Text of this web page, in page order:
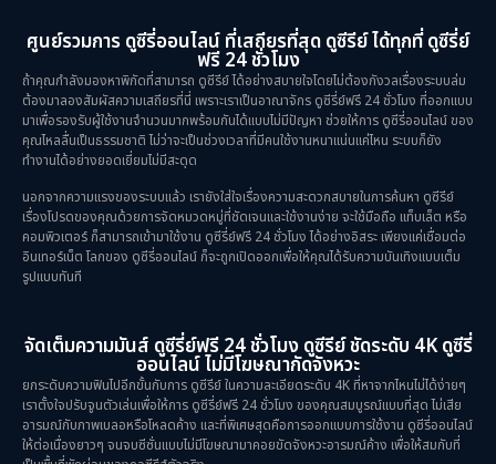
ศูนย์รวมการ ดูซีรี่ออนไลน์ ที่เสถียรที่สุด ดูซีรีย์ ได้ทุกที่ ดูซีรี่ย์
ฟรี 24 ชั่วโมง
ถ้าคุณกำลังมองหาพิกัดที่สามารถ ดูซีรีย์ ได้อย่างสบายใจโดยไม่ต้องกังวลเรื่องระบบล่ม
ต้องมาลองสัมผัสความเสถียรที่นี่ เพราะเราเป็นอาณาจักร ดูซีรี่ย์ฟรี 24 ชั่วโมง ที่ออกแบบ
มาเพื่อรองรับผู้ใช้งานจำนวนมากพร้อมกันได้แบบไม่มีปัญหา ช่วยให้การ ดูซีรี่ออนไลน์ ของ
คุณไหลลื่นเป็นธรรมชาติ ไม่ว่าจะเป็นช่วงเวลาที่มีคนใช้งานหนาแน่นแค่ไหน ระบบก็ยัง
ทำงานได้อย่างยอดเยี่ยมไม่มีสะดุด
นอกจากความแรงของระบบแล้ว เรายังใส่ใจเรื่องความสะดวกสบายในการค้นหา ดูซีรีย์
เรื่องโปรดของคุณด้วยการจัดหมวดหมู่ที่ชัดเจนและใช้งานง่าย จะใช้มือถือ แท็บเล็ต หรือ
คอมพิวเตอร์ ก็สามารถเข้ามาใช้งาน ดูซีรี่ย์ฟรี 24 ชั่วโมง ได้อย่างอิสระ เพียงแค่เชื่อมต่อ
อินเทอร์เน็ต โลกของ ดูซีรี่ออนไลน์ ก็จะถูกเปิดออกเพื่อให้คุณได้รับความบันเทิงแบบเต็ม
รูปแบบทันที
จัดเต็มความมันส์ ดูซีรี่ย์ฟรี 24 ชั่วโมง ดูซีรีย์ ชัดระดับ 4K ดูซีรี่
ออนไลน์ ไม่มีโฆษณากัดจังหวะ
ยกระดับความฟินไปอีกขั้นกับการ ดูซีรีย์ ในความละเอียดระดับ 4K ที่หาจากไหนไม่ได้ง่ายๆ
เราตั้งใจปรับจูนตัวเล่นเพื่อให้การ ดูซีรี่ย์ฟรี 24 ชั่วโมง ของคุณสมบูรณ์แบบที่สุด ไม่เสีย
อารมณ์กับภาพเบลอหรือโหลดค้าง และที่พิเศษสุดคือการออกแบบการใช้งาน ดูซีรี่ออนไลน์
ให้ต่อเนื่องยาวๆ จนจบซีซั่นแบบไม่มีโฆษณามาคอยขัดจังหวะอารมณ์ค้าง เพื่อให้สมกับที่